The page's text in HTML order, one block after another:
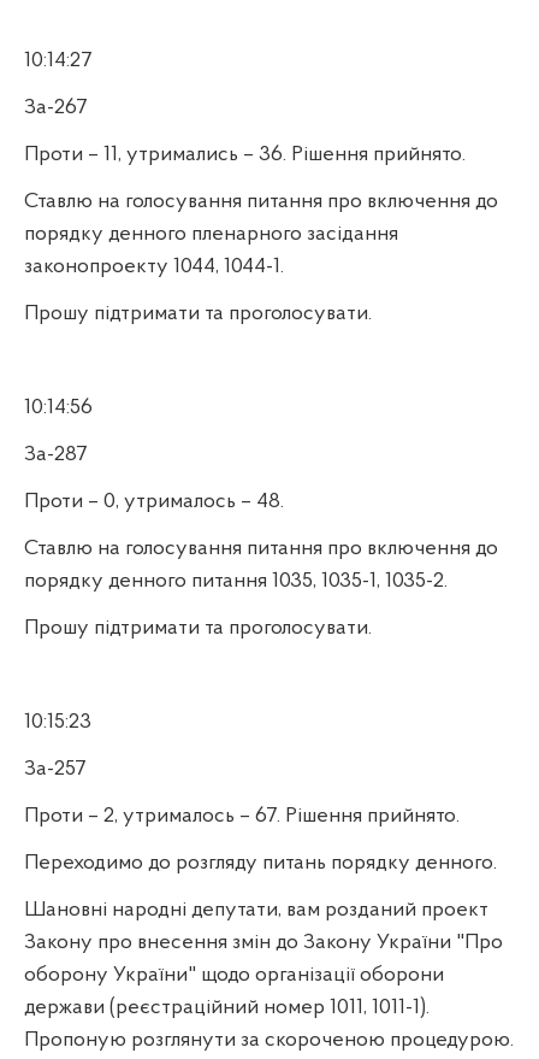
10:14:27
За-267
Проти – 11, утримались – 36. Рішення прийнято.
Ставлю на голосування питання про включення до
порядку денного пленарного засідання
законопроекту 1044, 1044-1.
Прошу підтримати та проголосувати.
10:14:56
За-287
Проти – 0, утрималось – 48.
Ставлю на голосування питання про включення до
порядку денного питання 1035, 1035-1, 1035-2.
Прошу підтримати та проголосувати.
10:15:23
За-257
Проти – 2, утрималось – 67. Рішення прийнято.
Переходимо до розгляду питань порядку денного.
Шановні народні депутати, вам розданий проект
Закону про внесення змін до Закону України "Про
оборону України" щодо організації оборони
держави (реєстраційний номер 1011, 1011-1).
Пропоную розглянути за скороченою процедурою.